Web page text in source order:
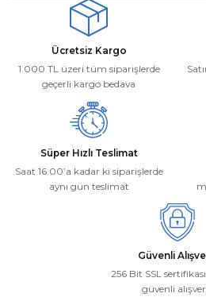
Ücretsiz Kargo
1.000 TL üzeri tüm siparişlerde
geçerli kargo bedava
Süper Hızlı Teslimat
Saat 16:00’a kadar ki siparişlerde
aynı gün teslimat
Güvenli
256 Bit SSL
güvenli